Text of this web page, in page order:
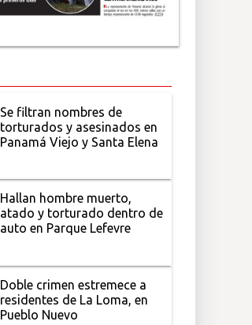
Se filtran nombres de
torturados y asesinados en
Panamá Viejo y Santa Elena
Hallan hombre muerto,
atado y torturado dentro de
auto en Parque Lefevre
Doble crimen estremece a
residentes de La Loma, en
Pueblo Nuevo